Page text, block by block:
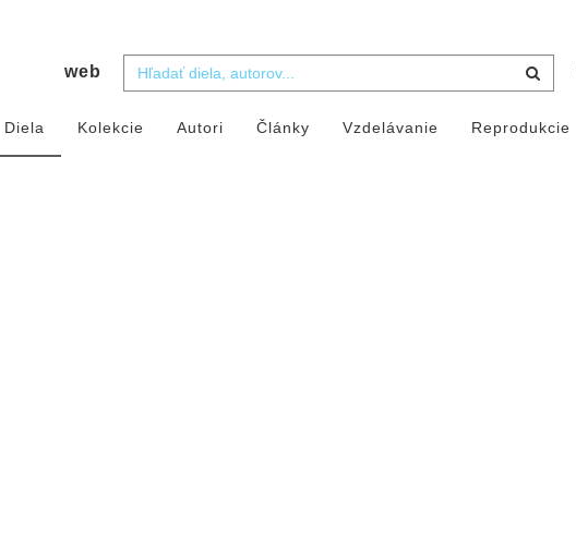
web
Diela Kolekcie Autori Články Vzdelávanie Reprodukcie